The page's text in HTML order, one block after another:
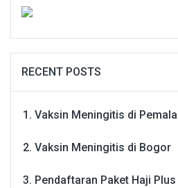
RECENT POSTS
Vaksin Meningitis di
Vaksin Meningitis di Bogor
Pendaftaran Paket Haji